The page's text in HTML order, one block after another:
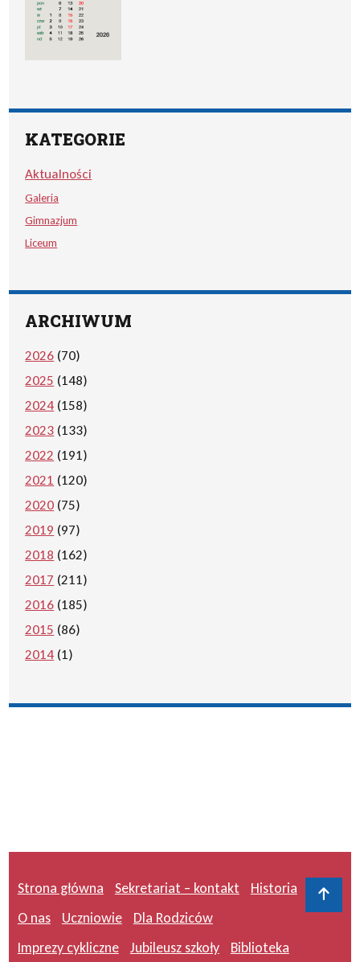
KATEGORIE
Aktualności
Galeria
Gimnazjum
Liceum
ARCHIWUM
2026 (70)
2025 (148)
2024 (158)
2023 (133)
2022 (191)
2021 (120)
2020 (75)
2019 (97)
2018 (162)
2017 (211)
2016 (185)
2015 (86)
2014 (1)
Strona główna Sekretariat – kontakt
Historia
O nas
Uczniowie
Dla Rodziców
Imprezy cykliczne
Jubileusz szkoły Biblioteka
Do